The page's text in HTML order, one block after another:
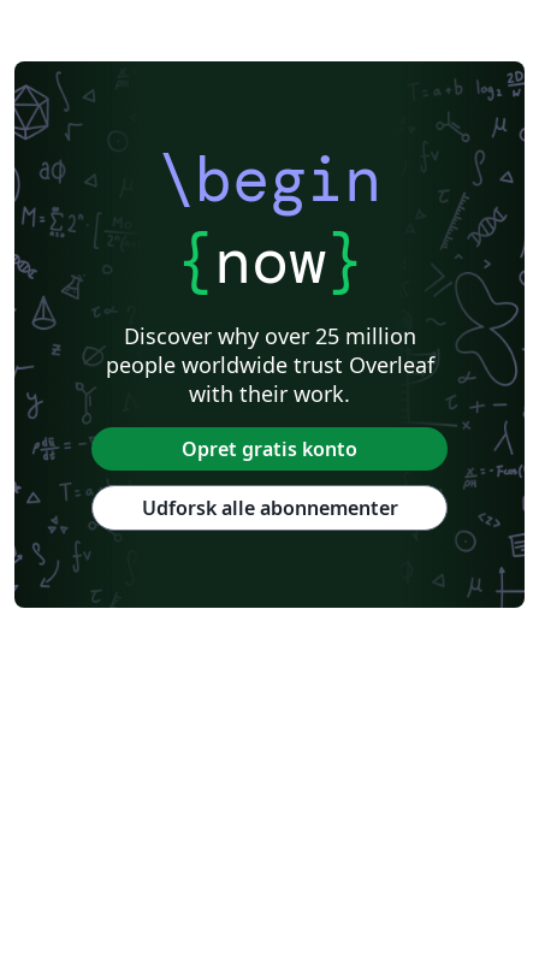
\begin
{now}
Discover why over 25 million
people worldwide trust Overleaf
with their work.
Opret gratis konto
Udforsk alle abonnementer